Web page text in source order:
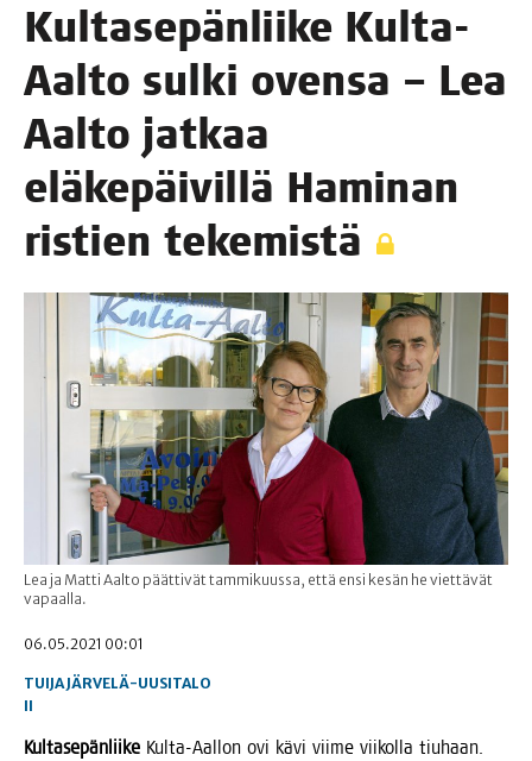
Kul­ta­se­pän­lii­ke Kul­ta-
Aal­to sul­ki oven­sa – Lea
Aal­to jat­kaa
elä­ke­päi­vil­lä Hami­nan
ris­tien tekemistä
Lea ja Matti Aalto päättivät tammikuussa, että ensi kesän he viettävät
vapaalla.
06.05.2021 00:01
TUIJA JÄRVELÄ-UUSITALO
II
Kul­ta­se­pän­lii­ke Kul­ta-Aal­lon ovi kävi vii­me vii­kol­la tiu­haan.